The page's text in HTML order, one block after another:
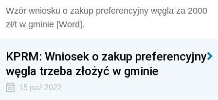
Wzór wniosku o zakup preferencyjny węgla za 2000
zł/t w gminie [Word].
KPRM: Wniosek o zakup preferencyjny
węgla trzeba złożyć w gminie
15 paź 2022